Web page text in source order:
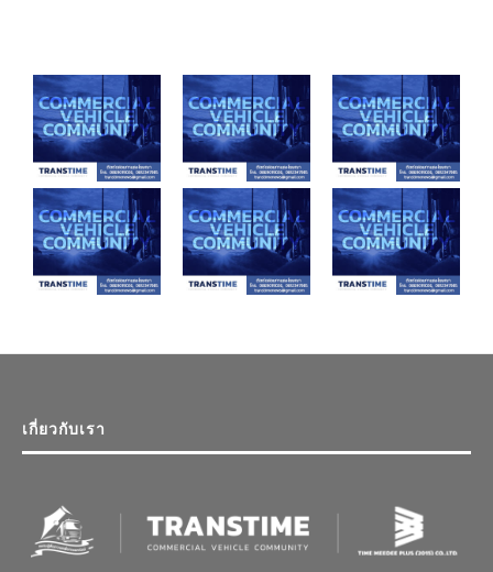
เกี่ยวกับเรา